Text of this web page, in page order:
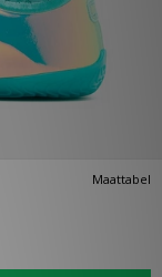
Maattabel